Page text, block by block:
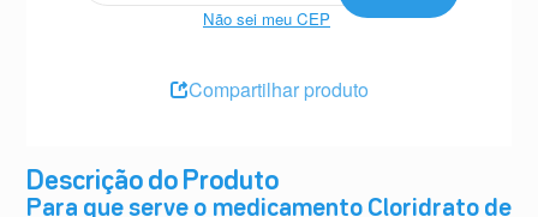
Descrição do Produto
Para que serve o medicamento Cloridrato de
Não sei meu CEP
Compartilhar produto